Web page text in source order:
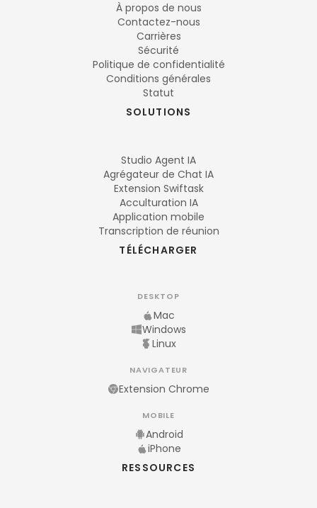
À propos de nous
Contactez-nous
Carrières
Sécurité
Politique de confidentialité
Conditions générales
Statut
SOLUTIONS
Studio Agent IA
Agrégateur de Chat IA
Extension Swiftask
Acculturation IA
Application mobile
Transcription de réunion
TÉLÉCHARGER
DESKTOP
Mac
Windows
Linux
NAVIGATEUR
Extension Chrome
MOBILE
Android
iPhone
RESSOURCES